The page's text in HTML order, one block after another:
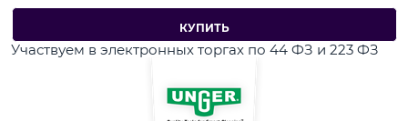
КУПИТЬ
Участвуем в электронных торгах по 44 ФЗ и 223 ФЗ